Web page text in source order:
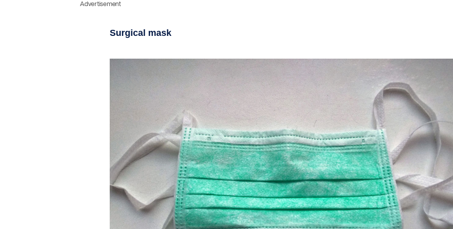
Advertisement
Surgical mask